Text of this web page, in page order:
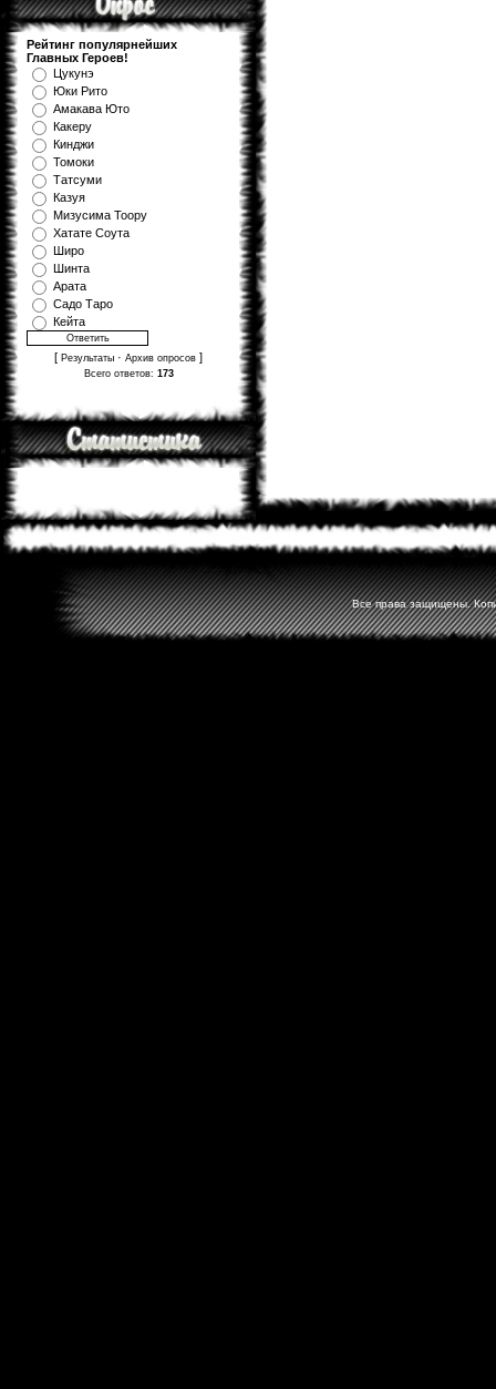
Рейтинг популярнейших
Главных Героев!
Цукунэ
Юки Рито
Амакава Юто
Какеру
Кинджи
Томоки
Татсуми
Казуя
Мизуcима Тоору
Хатате Соута
Широ
Шинта
Арата
Садо Таро
Кейта
[ Результаты · Архив опросов ]
Всего ответов: 173
Все права защищены.